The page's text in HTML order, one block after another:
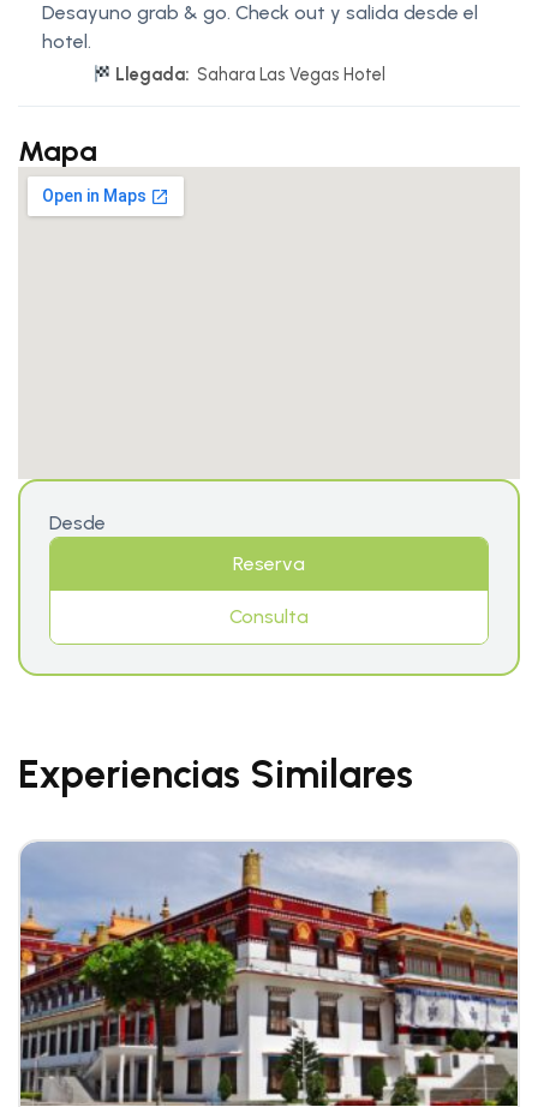
Desayuno grab & go. Check out y salida desde el
hotel.
Llegada: Sahara Las Vegas Hotel
Mapa
Desde
Reserva
Consulta
Experiencias Similares